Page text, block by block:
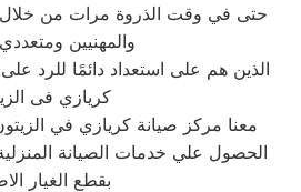
حتى في وقت الذروة مرات من خلال
والمهنيين
الذين هم على استعداد دائمًا للرد
كريازي فى
معنا مركز صيانة كريازي في
الحصول علي خدمات الصيانة
بقطع الغيار